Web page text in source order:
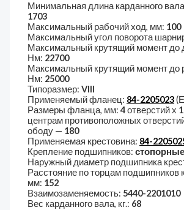
Минимальная длина карданного
1703
Максимальный рабочий ход, мм: 100
Максимальный угол поворота
Максимальный крутящий момент до
Нм: 22700
Максимальный крутящий момент до
Нм: 25000
Типоразмер:VIII
Применяемый фланец: 84-2205023
Размеры фланца, мм:4отверстий х
центрам противоположных
ободу — 180
Применяемая крестовина: 84-
Крепление подшипников:
Наружный диаметр подшипника
Расстояние по торцам подшипников
мм: 152
Взаимозаменяемость: 5440-2201010
Вес карданного вала, кг.: 68